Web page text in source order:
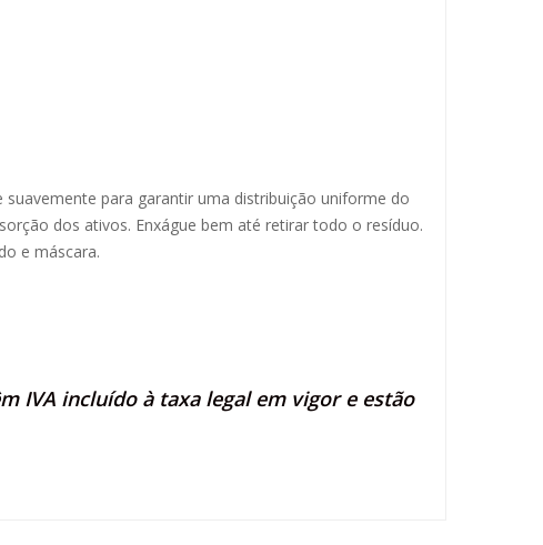
para garantir uma distribuição uniforme do
dos ativos. Enxágue bem até retirar todo o resíduo.
e máscara.
IVA incluído à taxa legal em vigor e estão